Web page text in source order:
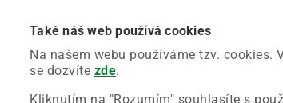
Také náš web používá cookies
Na našem webu používáme tzv.
se dozvíte zde.
Kliknutím na "Rozumím" souhlasíte s